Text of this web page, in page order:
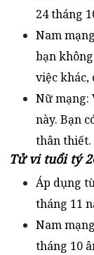
24 tháng
Nam
bạn
việc khác,
Nữ mạng:
này. Bạn
thân thiết.
Tử vi tuổi tý
Áp dụng
tháng 11
Nam
tháng 10